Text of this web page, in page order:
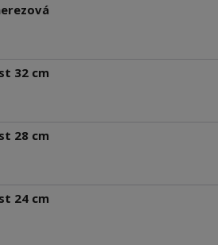
32 cm
28 cm
24 cm